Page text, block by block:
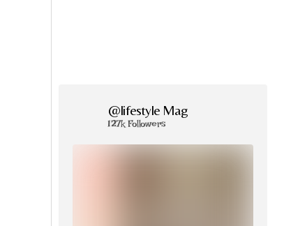
@lifestyle Mag
127k Followers